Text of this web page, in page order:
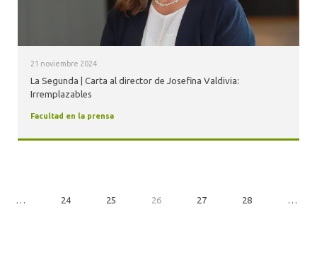
21 noviembre 2024
La Segunda | Carta al director de Josefina Valdivia:
Irremplazables
Facultad en la prensa
… 24 25 26 27 28 …